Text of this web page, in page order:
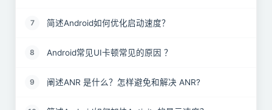
7 简述Android如何优化启动速度？
8 Android常见UI卡顿常见的原因 ？
9 阐述ANR 是什么？怎样避免和解决 ANR?